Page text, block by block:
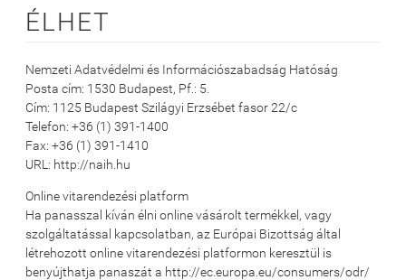
ÉLHET
Nemzeti Adatvédelmi és Információszabadság Hatóság
Posta cím: 1530 Budapest, Pf.: 5.
Cím: 1125 Budapest Szilágyi Erzsébet fasor 22/c
Telefon: +36 (1) 391-1400
Fax: +36 (1) 391-1410
URL: http://naih.hu
Online vitarendezési platform
Ha panasszal kíván élni online vásárolt termékkel, vagy
szolgáltatással kapcsolatban, az Európai Bizottság által
létrehozott online vitarendezési platformon keresztül is
benyújthatja panaszát a http://ec.europa.eu/consumers/odr/